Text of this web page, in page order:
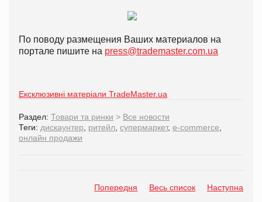
По поводу размещения Ваших материалов на
портале пишите на press@trademaster.com.ua
Ексклюзивні матеріали TradeMaster.ua
Раздел: Товари та ринки > Все новости
Теги: дискаунтер ритейл супермаркет, e-commerce
онлайн продажи
Попередня Весь список Наступна